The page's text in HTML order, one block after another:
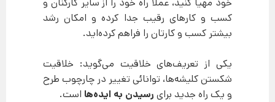
کسب و کارهای رقیب جدا کرده و امکان رشد
بیشتر کسب و کارتان را فراهم کرده‌اید.
یکی از تعریف‌های خلاقیت می‌گوید: خلاقیت
شکستن کلیشه‌ها، توانائی تغییر در چارچوب طرح
و یک راه جديد برای رسيدن به ایده‌ها است.